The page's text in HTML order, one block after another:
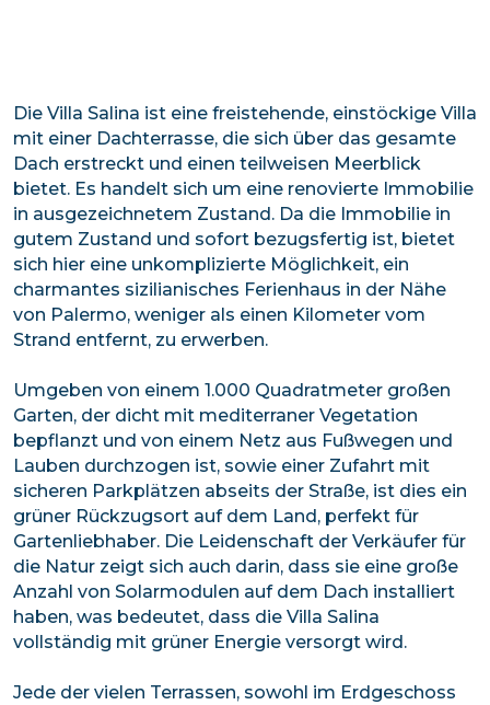
Die Villa Salina ist eine freistehende, einstöckige Villa
mit einer Dachterrasse, die sich über das gesamte
Dach erstreckt und einen teilweisen Meerblick
bietet. Es handelt sich um eine renovierte Immobilie
in ausgezeichnetem Zustand. Da die Immobilie in
gutem Zustand und sofort bezugsfertig ist, bietet
sich hier eine unkomplizierte Möglichkeit, ein
charmantes sizilianisches Ferienhaus in der Nähe
von Palermo, weniger als einen Kilometer vom
Strand entfernt, zu erwerben.
Umgeben von einem 1.000 Quadratmeter großen
Garten, der dicht mit mediterraner Vegetation
bepflanzt und von einem Netz aus Fußwegen und
Lauben durchzogen ist, sowie einer Zufahrt mit
sicheren Parkplätzen abseits der Straße, ist dies ein
grüner Rückzugsort auf dem Land, perfekt für
Gartenliebhaber. Die Leidenschaft der Verkäufer für
die Natur zeigt sich auch darin, dass sie eine große
Anzahl von Solarmodulen auf dem Dach installiert
haben, was bedeutet, dass die Villa Salina
vollständig mit grüner Energie versorgt wird.
Jede der vielen Terrassen, sowohl im Erdgeschoss